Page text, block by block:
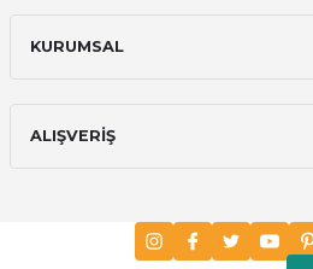
KURUMSAL
ALIŞVERİŞ